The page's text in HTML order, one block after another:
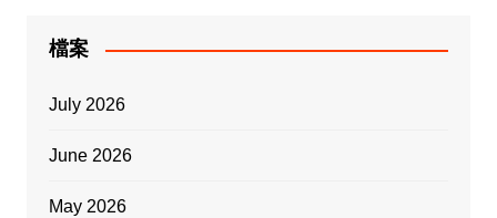
檔案
July 2026
June 2026
May 2026